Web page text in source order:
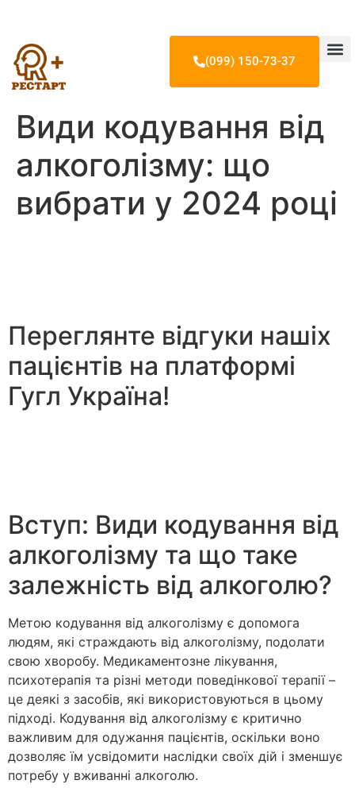
(099) 150-73-37
Види кодування від
алкоголізму: що
вибрати у 2024 році
Переглянте відгуки нашіх
пацієнтів на платформі
Гугл Україна!
Вступ: Види кодування від
алкоголізму та що таке
залежність від алкоголю?
Метою кодування від алкоголізму є допомога
людям, які страждають від алкоголізму, подолати
свою хворобу. Медикаментозне лікування,
психотерапія та різні методи поведінкової терапії –
це деякі з засобів, які використовуються в цьому
підході. Кодування від алкоголізму є критично
важливим для одужання пацієнтів, оскільки воно
дозволяє їм усвідомити наслідки своїх дій і зменшує
потребу у вживанні алкоголю.